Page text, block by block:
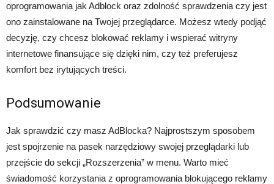
oprogramowania jak Adblock oraz zdolność sprawdzenia czy jest
ono zainstalowane na Twojej przeglądarce. Możesz wtedy podjąć
decyzję, czy chcesz blokować reklamy i wspierać witryny
internetowe finansujące się dzięki nim, czy też preferujesz
komfort bez irytujących treści.
Podsumowanie
Jak sprawdzić czy masz AdBlocka? Najprostszym sposobem
jest spojrzenie na pasek narzędziowy swojej przeglądarki lub
przejście do sekcji „Rozszerzenia” w menu. Warto mieć
świadomość korzystania z oprogramowania blokującego reklamy